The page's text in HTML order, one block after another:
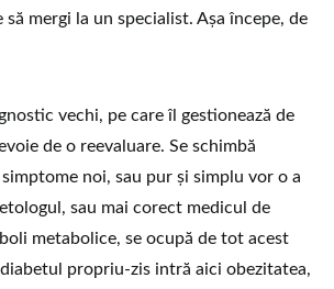
să mergi la un specialist. Așa începe, de
vechi, pe care îl gestionează de
de o reevaluare. Se schimbă
noi, sau pur și simplu vor o a
sau mai corect medicul de
metabolice, se ocupă de tot acest
propriu-zis intră aici obezitatea,